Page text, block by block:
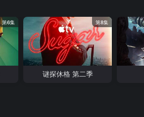
第6集 第8集
谜探休格 第二季